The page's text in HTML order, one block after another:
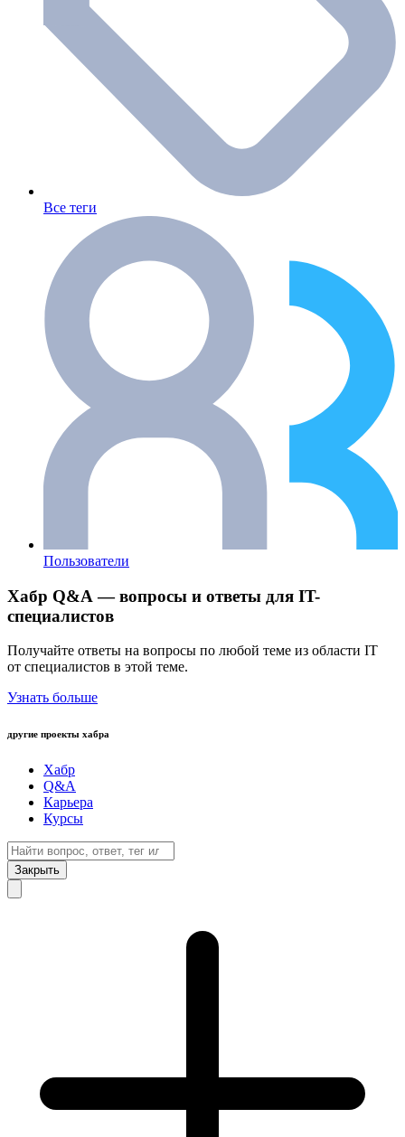
Все теги
Пользователи
Хабр Q&A — вопросы и ответы для IT-
специалистов
Получайте ответы на вопросы по любой теме из области IT
от специалистов в этой теме.
Узнать больше
другие проекты хабра
Хабр
Q&A
Карьера
Курсы
Закрыть